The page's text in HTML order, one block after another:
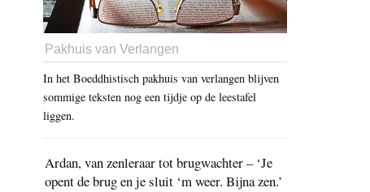
Pakhuis van Verlangen
In het Boeddhistisch pakhuis van verlangen blijven
sommige teksten nog een tijdje op de leestafel
liggen.
Ardan, van zenleraar tot brugwachter – ‘Je
opent de brug en je sluit ‘m weer. Bijna zen.’